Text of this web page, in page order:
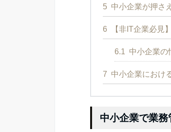
5 中小企業が押さ
6 【非IT企業必見
6.1 中小企業の
7 中小企業におけ
中小企業で業